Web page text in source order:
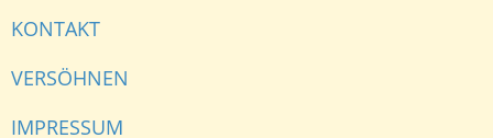
KONTAKT
VERSÖHNEN
IMPRESSUM